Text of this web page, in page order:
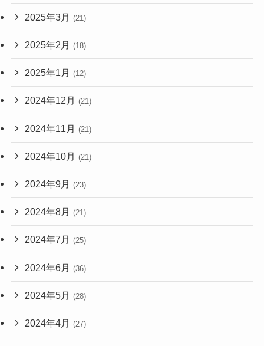
2025年3月 (21)
2025年2月 (18)
2025年1月 (12)
2024年12月 (21)
2024年11月 (21)
2024年10月 (21)
2024年9月 (23)
2024年8月 (21)
2024年7月 (25)
2024年6月 (36)
2024年5月 (28)
2024年4月 (27)